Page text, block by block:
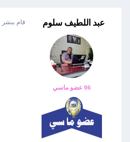
عبد اللطيف سلوم
06 عضو ماسي
قام بنشر